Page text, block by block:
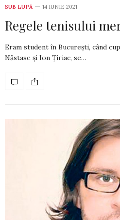
SUB LUPĂ 14 IUNIE 2021
Regele tenisului
Eram student în București, când
Năstase și Ion Țiriac, se…